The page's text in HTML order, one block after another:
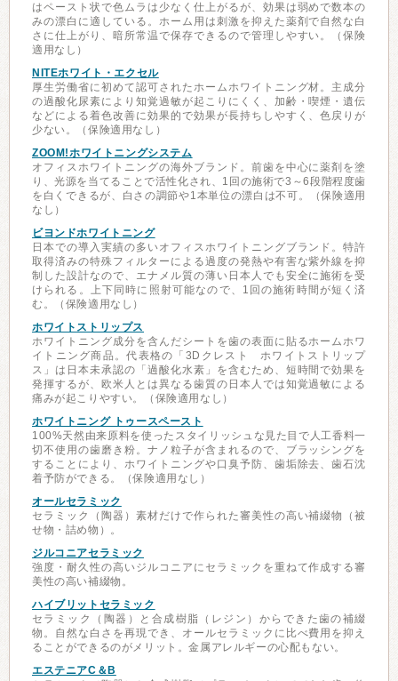
はペースト状で色ムラは少なく仕上がるが、効果は弱めで数本の
みの漂白に適している。ホーム用は刺激を抑えた薬剤で自然な白
さに仕上がり、暗所常温で保存できるので管理しやすい。（保険
適用なし）
NITEホワイト・エクセル
厚生労働省に初めて認可されたホームホワイトニング材。主成分
の過酸化尿素により知覚過敏が起こりにくく、加齢・喫煙・遺伝
などによる着色改善に効果的で効果が長持ちしやすく、色戻りが
少ない。（保険適用なし）
ZOOM!ホワイトニングシステム
オフィスホワイトニングの海外ブランド。前歯を中心に薬剤を塗
り、光源を当てることで活性化され、1回の施術で3～6段階程度歯
を白くできるが、白さの調節や1本単位の漂白は不可。（保険適用
なし）
ビヨンドホワイトニング
日本での導入実績の多いオフィスホワイトニングブランド。特許
取得済みの特殊フィルターによる過度の発熱や有害な紫外線を抑
制した設計なので、エナメル質の薄い日本人でも安全に施術を受
けられる。上下同時に照射可能なので、1回の施術時間が短く済
む。（保険適用なし）
ホワイトストリップス
ホワイトニング成分を含んだシートを歯の表面に貼るホームホワ
イトニング商品。代表格の「3Dクレスト ホワイトストリップ
ス」は日本未承認の「過酸化水素」を含むため、短時間で効果を
発揮するが、欧米人とは異なる歯質の日本人では知覚過敏による
痛みが起こりやすい。（保険適用なし）
ホワイトニング トゥースペースト
100%天然由来原料を使ったスタイリッシュな見た目で人工香料一
切不使用の歯磨き粉。ナノ粒子が含まれるので、ブラッシングを
することにより、ホワイトニングや口臭予防、歯垢除去、歯石沈
着予防ができる。（保険適用なし）
オールセラミック
セラミック（陶器）素材だけで作られた審美性の高い補綴物（被
せ物・詰め物）。
ジルコニアセラミック
強度・耐久性の高いジルコニアにセラミックを重ねて作成する審
美性の高い補綴物。
ハイブリットセラミック
セラミック（陶器）と合成樹脂（レジン）からできた歯の補綴
物。自然な白さを再現でき、オールセラミックに比べ費用を抑え
ることができるのがメリット。金属アレルギーの心配もない。
エステニアC＆B